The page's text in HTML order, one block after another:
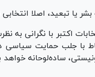
یا تبعید، اصلا
اکتبر با نگرانی به
با جلب حمایت سیاسی
ساده‌لوحانه خواهد